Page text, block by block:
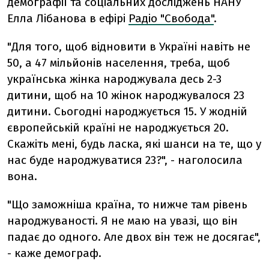
Елла Лібанова в ефірі Радіо "Свобода".
"Для того, щоб відновити в Україні навіть не
50, а 47 мільйонів населення, треба, щоб
українська жінка народжувала десь 2-3
дитини, щоб на 10 жінок народжувалося 23
дитини. Сьогодні народжується 15. У жодній
європейській країні не народжується 20.
Скажіть мені, будь ласка, які шанси на те, що у
нас буде народжуватися 23?", - наголосила
вона.
"Що заможніша країна, то нижче там рівень
народжуваності. Я не маю на увазі, що він
падає до одного. Але двох він теж не досягає",
- каже демограф.